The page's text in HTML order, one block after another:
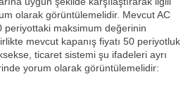
olarak görüntülemelidir. Mevcut AC
maksimum değerinin
mevcut kapanış fiyatı 50 periyotluk
ticaret sistemi şu ifadeleri ayrı
yorum olarak görüntülemelidir: